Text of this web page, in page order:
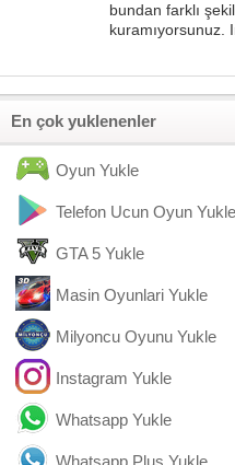
bundan farklı
kuramıyorsunuz.
En çok yuklenenler
Oyun Yukle
Telefon Ucun Oyun Yukle
GTA 5 Yukle
Masin Oyunlari Yukle
Milyoncu Oyunu Yukle
Instagram Yukle
Whatsapp Yukle
Whatsapp Plus Yukle